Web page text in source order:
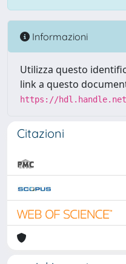
Informazioni
Utilizza questo
link a questo
https://hdl.handle.net/
Citazioni